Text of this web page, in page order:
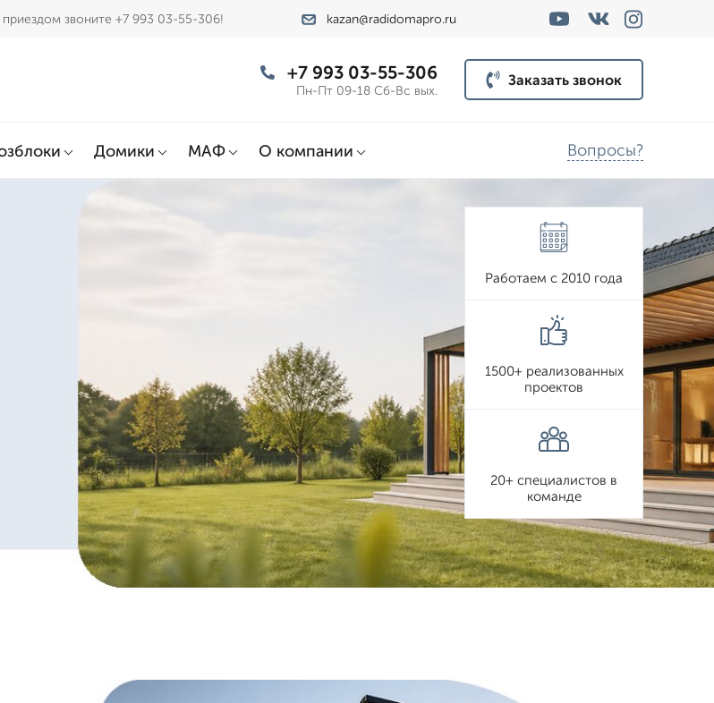
звоните +7 993 03-55-306! kazan@radidomapro.ru
+7 993 03-55-306
Пн-Пт 09-18 Сб-Вс вых.
Заказать звонок
Домики МАФ О компании Вопросы?
Работаем с 2010 года
1500+ реализованных
проектов
20+ специалистов в
команде